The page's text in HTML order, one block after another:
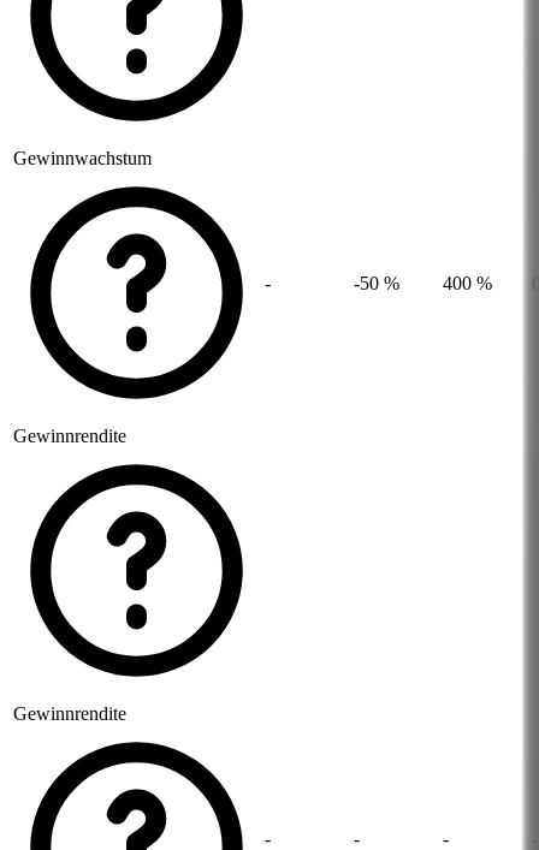
Gewinnwachstum
- -50 % 400 %
Gewinnrendite
Gewinnrendite
- - - -